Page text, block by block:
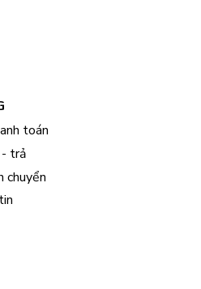
toán
- trả
chuyển